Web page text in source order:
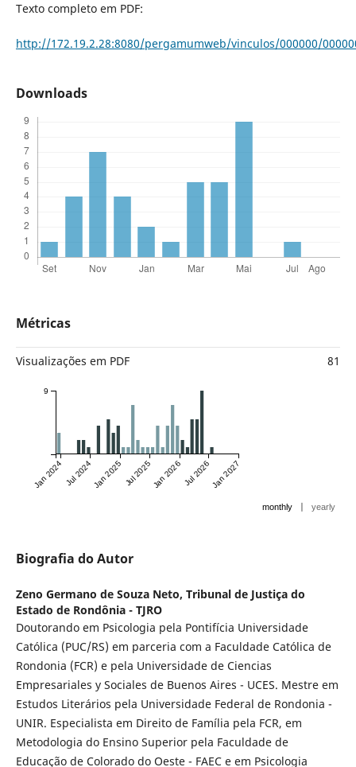
Texto completo em PDF:
http://172.19.2.28:8080/pergamumweb/vinculos/000000/
Downloads
Métricas
Visualizações em PDF 81
Jan 2024Jul 2024Jan 2025Jul 2025Jan 2026Jul 2026Jan 2027
9
monthly | yearly
Biografia do Autor
Zeno Germano de Souza Neto, Tribunal de Justiça do
Estado de Rondônia - TJRO
Doutorando em Psicologia pela Pontifícia Universidade
Católica (PUC/RS) em parceria com a Faculdade Católica de
Rondonia (FCR) e pela Universidade de Ciencias
Empresariales y Sociales de Buenos Aires - UCES. Mestre em
Estudos Literários pela Universidade Federal de Rondonia -
UNIR. Especialista em Direito de Família pela FCR, em
Metodologia do Ensino Superior pela Faculdade de
Educação de Colorado do Oeste - FAEC e em Psicologia